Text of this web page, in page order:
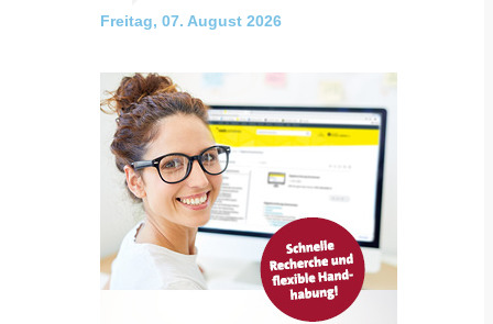
Freitag, 07. August 2026